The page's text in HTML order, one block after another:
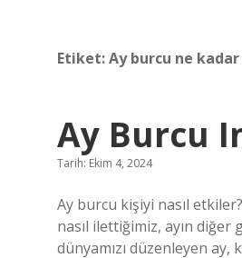
Etiket:Ay burcu ne
Ay Burcu
Tarih: Ekim 4, 2024
Ay burcu kişiyi nasıl
nasıl ilettiğimiz, ayın diğer
dünyamızı düzenleyen ay,